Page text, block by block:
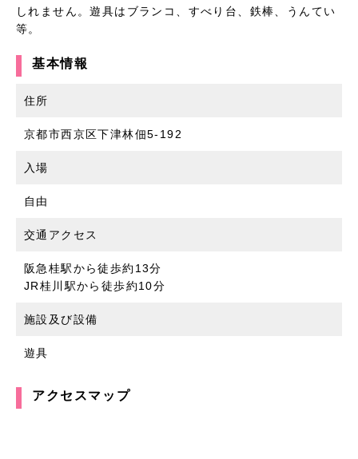
しれません。遊具はブランコ、すべり台、鉄棒、うんてい
等。
基本情報
住所
京都市西京区下津林佃5-192
入場
自由
交通アクセス
阪急桂駅から徒歩約13分
JR桂川駅から徒歩約10分
施設及び設備
遊具
アクセスマップ